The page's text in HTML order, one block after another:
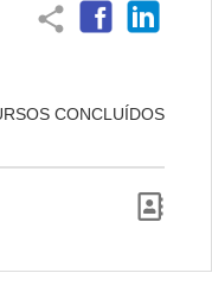
share
CONCLUÍDOS